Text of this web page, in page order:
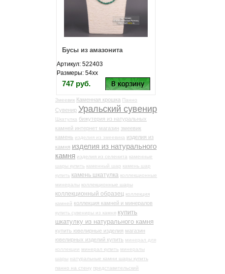
Бусы из амазонита
Артикул: 522403
Размеры: 54хх
747 руб.
Змеевик Каменная крошка Панно
Сувенир Уральский сувенир
Шкатулка бижутерия из натуральных
камней интернет магазин змеевик
камень изделия из змеевика изделия из
камня изделия из натурального
камня изделия из селенита каменные
шары купить каменный шар камень шар
купить камень шкатулка коллекционные
минералы коллекционные шары
коллекционный образец коллекция
камней коллекция камней и минералов
купить сувениры из камня купить
шкатулку из натурального камня
купить ювелирные изделия магазин
ювелирных изделий купить минерал для
коллекции минерал купить минералы
шары натуральные камни шары купить
панно на стену представительский